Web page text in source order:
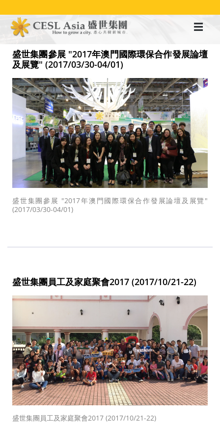
至
盛世集團參展 "2017年澳門國際環保合作發展論壇
及展覽" (2017/03/30-04/01)
盛世集團參展 "2017年澳門國際環保合作發展論壇及展覽"
(2017/03/30-04/01)
盛世集團員工及家庭聚會2017 (2017/10/21-22)
盛世集團員工及家庭聚會2017 (2017/10/21-22)